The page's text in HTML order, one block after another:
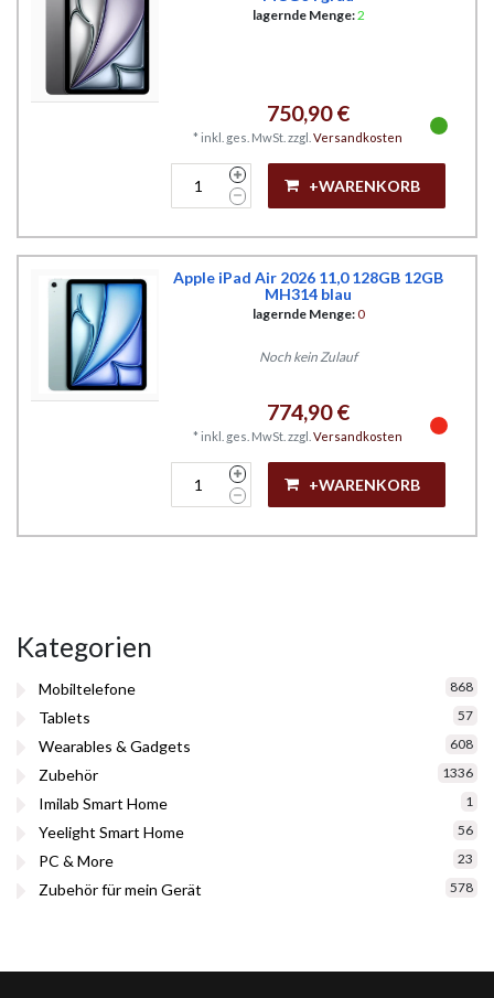
Kategorien
Mobiltelefone 868
Tablets 57
Wearables & Gadgets 608
Zubehör 1336
Imilab Smart Home 1
Yeelight Smart Home 56
PC & More 23
Zubehör für mein Gerät 578
lagernde Menge:2
750,90 €
* inkl. ges. MwSt. zzgl. Versandkosten
+WARENKORB
Apple iPad Air 2026 11,0 128GB 12GB
MH314 blau
lagernde Menge:0
Noch kein Zulauf
774,90 €
* inkl. ges. MwSt. zzgl. Versandkosten
+WARENKORB